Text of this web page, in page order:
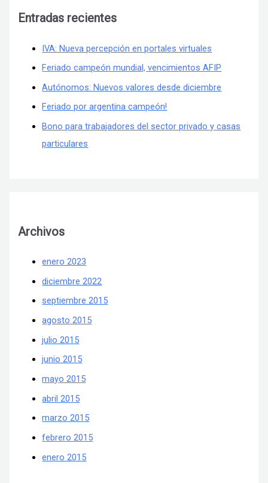
Entradas recientes
IVA: Nueva percepción en portales virtuales
Feriado campeón mundial, vencimientos AFIP
Autónomos: Nuevos valores desde diciembre
Feriado por argentina campeón!
Bono para trabajadores del sector privado y casas
particulares
Archivos
enero 2023
diciembre 2022
septiembre 2015
agosto 2015
julio 2015
junio 2015
mayo 2015
abril 2015
marzo 2015
febrero 2015
enero 2015